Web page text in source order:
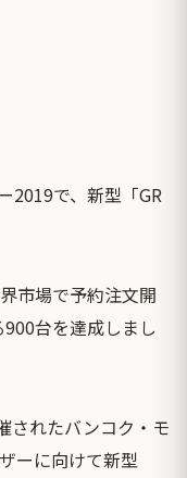
2019で、新型「GR
市場で予約注文開
台を達成しまし
されたバンコク・モ
ーに向けて新型